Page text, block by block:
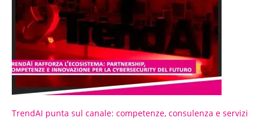
TrendAI punta sul canale: competenze, consulenza e servizi